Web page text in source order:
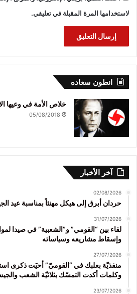
لاستخدامها المرة المقبلة في تعليقي.
انطون سعاده
خلاص الأمة في وعيها
05/08/2018
آخر الأخبار
02/08/2026
حردان أبرق إلى هيكل مهنئاً بمناسبة عيد
31/07/2026
لقاء بين “القومي” و”الشعبية” في صيدا
وإسقاط مشاريعه وسياساته
27/07/2026
منفذيّة بعلبك في “القوميّ” أحيَت ذكرى
وكلمات أكدت التمسّك بثلاثيّة الشعب
23/07/2026